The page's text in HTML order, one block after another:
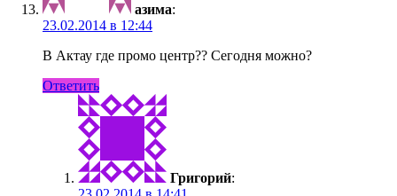
азима:
23.02.2014 в 12:44
В Актау где промо центр?? Сегодня можно?
Ответить
Григорий: